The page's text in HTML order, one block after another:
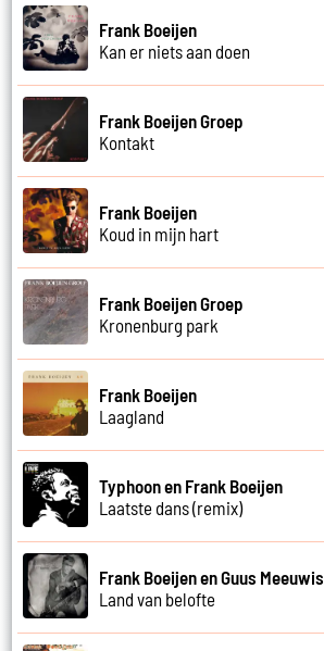
Frank Boeijen
Kan er niets aan doen
Frank Boeijen Groep
Kontakt
Frank Boeijen
Koud in mijn hart
Frank Boeijen Groep
Kronenburg park
Frank Boeijen
Laagland
Typhoon en Frank Boeijen
Laatste dans (remix)
Frank Boeijen en Guus Meeuwis
Land van belofte